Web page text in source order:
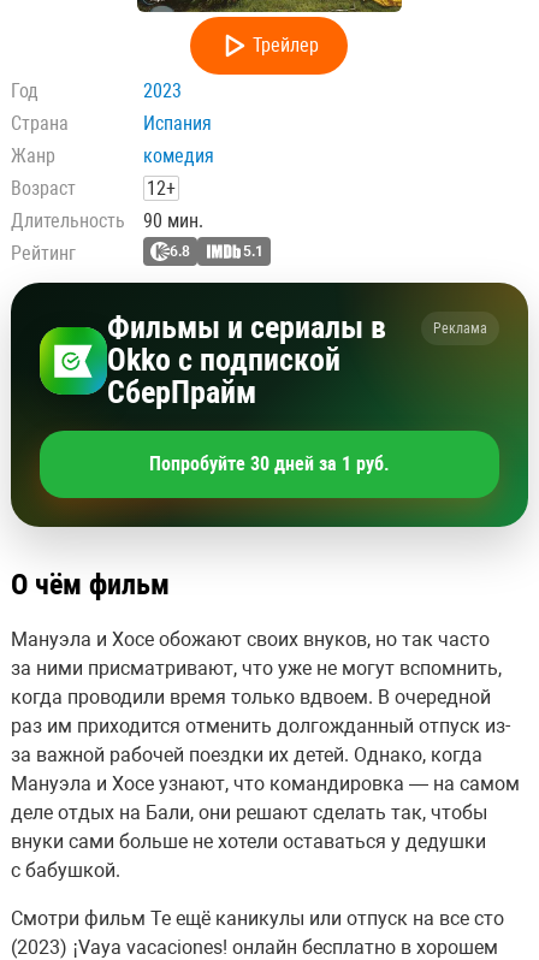
Трейлер
Год
2023
Страна
Испания
Жанр
комедия
Возраст
12+
Длительность
90 мин.
Рейтинг
6.8 5.1
Фильмы и сериалы в
Okko с подпиской
СберПрайм
Реклама
Попробуйте 30 дней за 1 руб.
О чём фильм
Мануэла и Хосе обожают своих внуков, но так часто
за ними присматривают, что уже не могут вспомнить,
когда проводили время только вдвоем. В очередной
раз им приходится отменить долгожданный отпуск из-
за важной рабочей поездки их детей. Однако, когда
Мануэла и Хосе узнают, что командировка — на самом
деле отдых на Бали, они решают сделать так, чтобы
внуки сами больше не хотели оставаться у дедушки
с бабушкой.
Смотри фильм Те ещё каникулы или отпуск на все сто
(2023) ¡Vaya vacaciones! онлайн бесплатно в хорошем